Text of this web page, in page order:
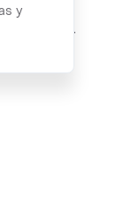
y